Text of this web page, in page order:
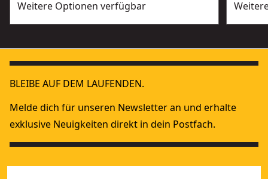
Weitere Optionen verfügbar
BLEIBE AUF DEM LAUFENDEN.
Melde dich für unseren Newsletter an und erhalte
exklusive Neuigkeiten direkt in dein Postfach.